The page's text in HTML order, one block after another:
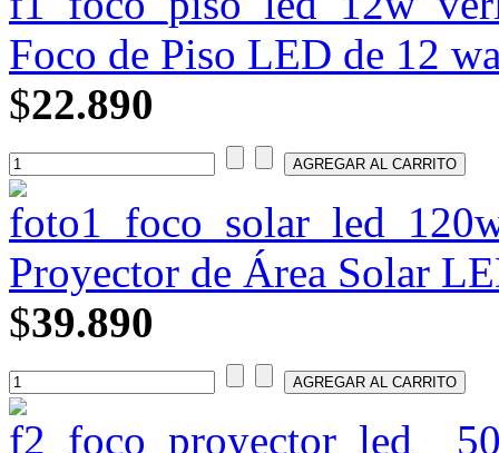
Foco de Piso LED de 12
$22.890
Proyector de Área Solar
$39.890